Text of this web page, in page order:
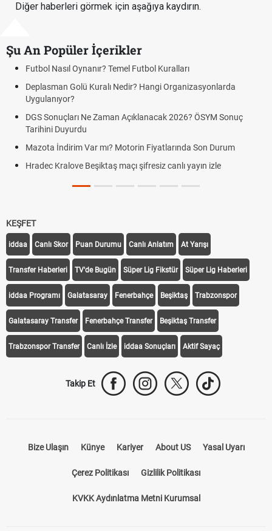
Diğer haberleri görmek için aşağıya kaydırın.
Şu An Popüler İçerikler
Oynanır? Temel Futbol Kuralları
Golü Kuralı Nedir? Hangi Organizasyonlarda
Ne Zaman Açıklanacak 2026? ÖSYM Sonuç
Var mı? Motorin Fiyatlarında Son Durum
Beşiktaş maçı şifresiz canlı yayın izle
KEŞFET
iddaa Canlı Skor Puan Durumu Canlı Anlatım At Yarışı
Transfer Haberleri TV'de Bugün Süper Lig Fikstür Süper Lig Haberleri
iddaa Programı Galatasaray Fenerbahçe Beşiktaş Trabzonspor
Galatasaray Transfer Fenerbahçe Transfer Beşiktaş Transfer
Canlı İzle iddaa Sonuçları Aktif Sayaç
Künye Kariyer About US
Çerez Politikası Gizlilik Politikası